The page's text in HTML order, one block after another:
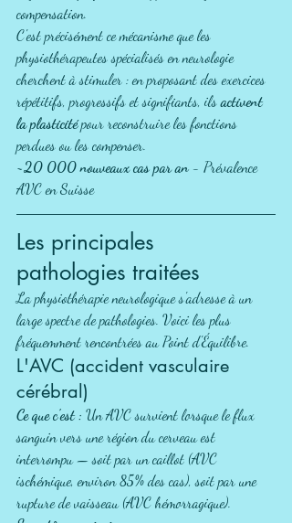
compensation.
C'est précisément ce mécanisme que les
physiothérapeutes spécialisés en neurologie
cherchent à stimuler : en proposant des exercices
répétitifs, progressifs et signifiants, ils activent
la plasticité pour reconstruire les fonctions
perdues ou les compenser.
~20 000 nouveaux cas par an - Prévalence
AVC en Suisse
Les principales
pathologies traitées
La physiothérapie neurologique s'adresse à un
large spectre de pathologies. Voici les plus
fréquemment rencontrées au Point d'Équilibre.
L'AVC (accident vasculaire
cérébral)
Ce que c'est : Un AVC survient lorsque le flux
sanguin vers une région du cerveau est
interrompu — soit par un caillot (AVC
ischémique, environ 85% des cas), soit par une
rupture de vaisseau (AVC hémorragique).